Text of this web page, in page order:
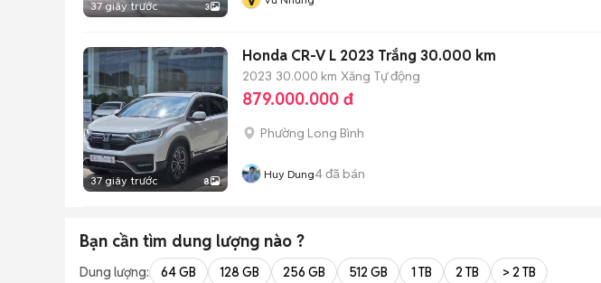
37 giây trước 3
37 giây trước 8
Honda CR-V L 2023 Trắng 30.000 km
2023 30.000 km Xăng Tự động
879.000.000 đ
Phường Long Bình
Huy Dung4đã bán
Bạn cần tìm dung lượng nào ?
Dung lượng: 64 GB 128 GB 256 GB 512 GB 1 TB 2 TB > 2 TB